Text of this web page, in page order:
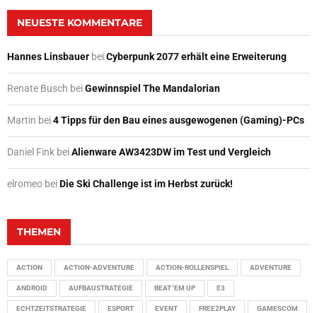
NEUESTE KOMMENTARE
Hannes Linsbauer beiCyberpunk 2077 erhält eine Erweiterung
Renate Busch beiGewinnspiel The Mandalorian
Martin bei4 Tipps für den Bau eines ausgewogenen (Gaming)-PCs
Daniel Fink beiAlienware AW3423DW im Test und Vergleich
elromeo beiDie Ski Challenge ist im Herbst zurück!
THEMEN
ACTION ACTION-ADVENTURE ACTION-ROLLENSPIEL ADVENTURE
ANDROID AUFBAUSTRATEGIE BEAT 'EM UP E3
ECHTZEITSTRATEGIE ESPORT EVENT FREE2PLAY GAMESCOM